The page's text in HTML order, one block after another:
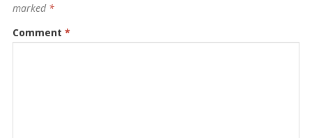
marked *
Comment *